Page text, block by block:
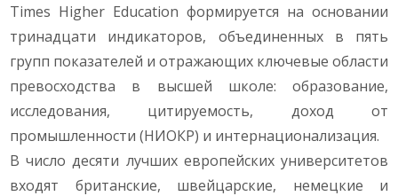
Times Higher Education формируется на основании
тринадцати индикаторов, объединенных в пять
групп показателей и отражающих ключевые области
превосходства в высшей школе: образование,
исследования, цитируемость, доход от
промышленности (НИОКР) и интернационализация.
В число десяти лучших европейских университетов
входят британские, швейцарские, немецкие и